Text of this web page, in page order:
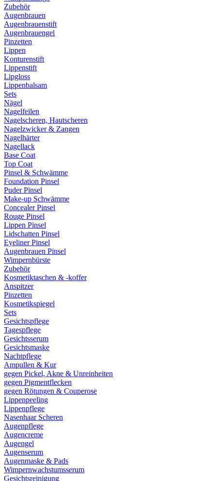
Zubehör
Augenbrauen
Augenbrauenstift
Augenbrauengel
Pinzetten
Lippen
Konturenstift
Lippenstift
Lipgloss
Lippenbalsam
Sets
Nägel
Nagelfeilen
Nagelscheren, Hautscheren
Nagelzwicker & Zangen
Nagelhärter
Nagellack
Base Coat
Top Coat
Pinsel & Schwämme
Foundation Pinsel
Puder Pinsel
Make-up Schwämme
Concealer Pinsel
Rouge Pinsel
Lippen Pinsel
Lidschatten Pinsel
Eyeliner Pinsel
Augenbrauen Pinsel
Wimpernbürste
Zubehör
Kosmetiktaschen & -koffer
Anspitzer
Pinzetten
Kosmetikspiegel
Sets
Gesichtspflege
Tagespflege
Gesichtsserum
Gesichtsmaske
Nachtpflege
Ampullen & Kur
gegen Pickel, Akne & Unreinheiten
gegen Pigmentflecken
gegen Rötungen & Couperose
Lippenpeeling
Lippenpflege
Nasenhaar Scheren
Augenpflege
Augencreme
Augengel
Augenserum
Augenmaske & Pads
Wimpernwachstumsserum
Gesichtsreinigung